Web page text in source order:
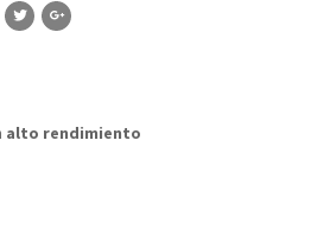
alto rendimiento